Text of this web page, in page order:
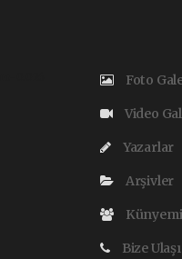
Foto
Video
Yazarlar
Arşivler
Bize